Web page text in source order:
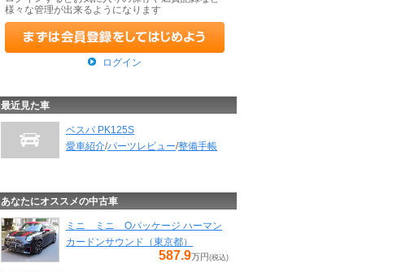
様々な管理が出来るようになります
ログイン
最近見た車
ベスパ PK125S
愛車紹介/パーツレビュー/整備手帳
あなたにオススメの中古車
ミニ ミニ Oパッケージ ハーマン
カードンサウンド（東京都）
587.9万円 (税込)